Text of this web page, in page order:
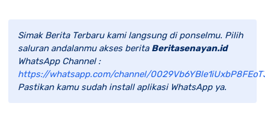
Simak Berita Terbaru kami langsung di ponselmu. Pilih
saluran andalanmu akses berita Beritasenayan.id
WhatsApp Channel :
https://whatsapp.com/channel/
Pastikan kamu sudah install aplikasi WhatsApp ya.